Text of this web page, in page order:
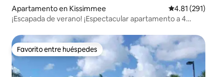
Apartamento en Kissimmee Calificación
4.81 (291)
¡Escapada de verano! ¡Espectacular apartamento a 4
Favorito entre huéspedes
Favorito entre huéspedes